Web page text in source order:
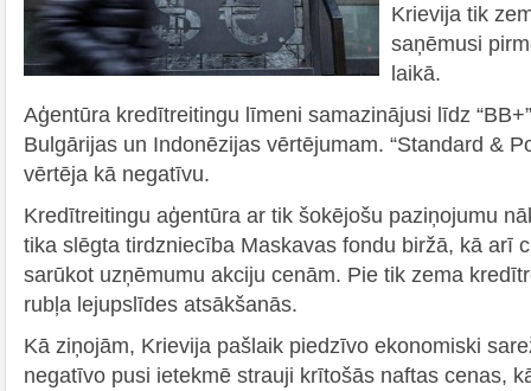
Krievija tik
saņēmusi
laikā.
Aģentūra kredītreitingu līmeni samazinājusi līdz
Bulgārijas un Indonēzijas vērtējumam. “Standard &
vērtēja kā negatīvu.
Kredītreitingu aģentūra ar tik šokējošu paziņojumu
tika slēgta tirdzniecība Maskavas fondu biržā, kā arī
sarūkot uzņēmumu akciju cenām. Pie tik zema
rubļa lejupslīdes atsākšanās.
Kā ziņojām, Krievija pašlaik piedzīvo ekonomiski
negatīvo pusi ietekmē strauji krītošās naftas cenas,